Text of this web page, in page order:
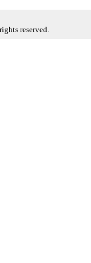
reserved.